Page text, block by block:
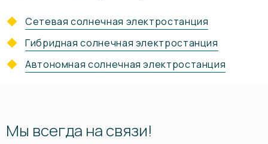
Сетевая солнечная электростанция
Гибридная солнечная электростанция
Автономная солнечная электростанция
Мы всегда на связи!